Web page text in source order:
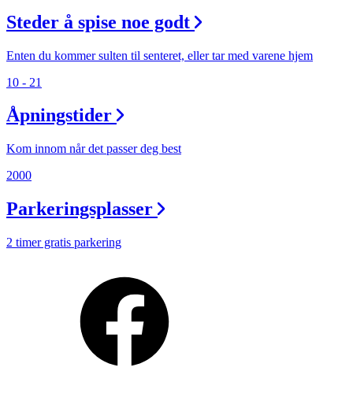
Finn frem
Steder å spise noe godt
Enten du kommer sulten til senteret, eller tar med varene hjem
10 - 21
Åpningstider
Kom innom når det passer deg best
2000
Parkeringsplasser
2 timer gratis parkering